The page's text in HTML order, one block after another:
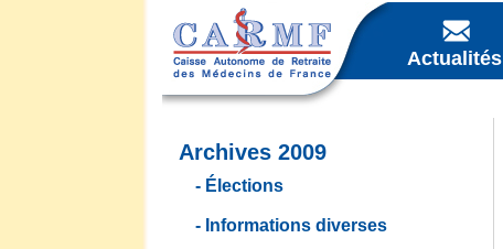
Actualités
Archives 2009
Élections
Informations diverses